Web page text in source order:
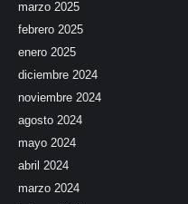
marzo 2025
febrero 2025
enero 2025
diciembre 2024
noviembre 2024
agosto 2024
mayo 2024
abril 2024
marzo 2024